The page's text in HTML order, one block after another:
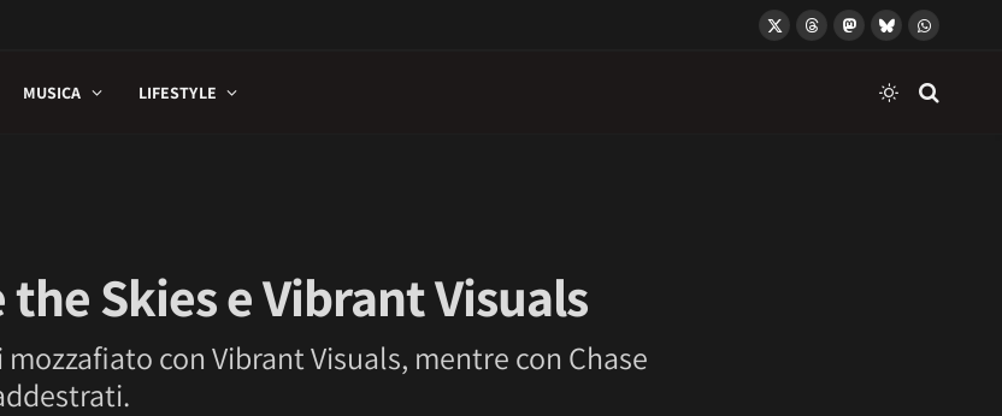
X
ThreadsMastodon
BlueskyWhatsApp
MUSICA LIFESTYLE
Skies e Vibrant Visuals
con Vibrant Visuals, mentre con Chase